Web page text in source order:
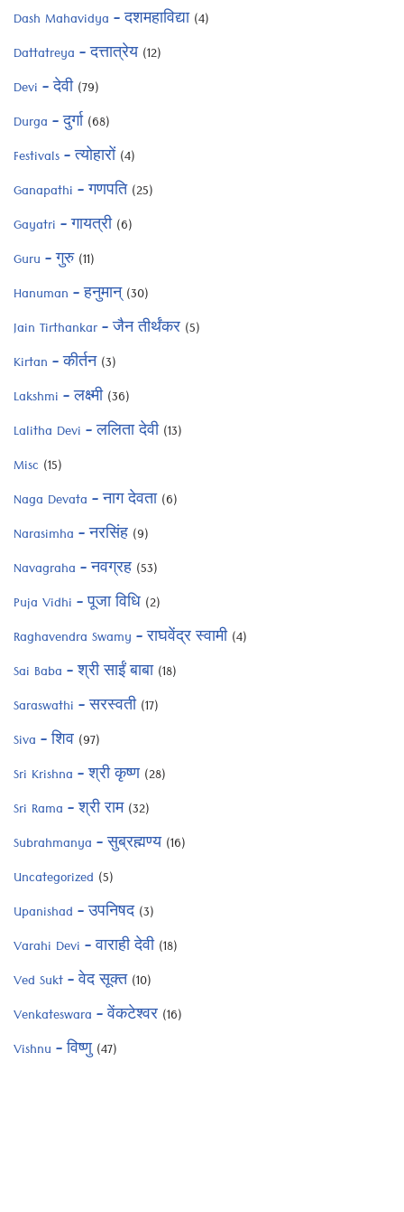
Dash Mahavidya – दशमहाविद्या(4)
Dattatreya – दत्तात्रेय(12)
Devi – देवी(79)
Durga – दुर्गा(68)
Festivals – त्योहारों(4)
Ganapathi – गणपति(25)
Gayatri – गायत्री(6)
Guru – गुरु(11)
Hanuman – हनुमान्(30)
Jain Tirthankar – जैन तीर्थंकर (5)
Kirtan – कीर्तन(3)
Lakshmi – लक्ष्मी(36)
Lalitha Devi – ललिता देवी(13)
Misc (15)
Naga Devata – नाग देवता(6)
Narasimha – नरसिंह (9)
Navagraha – नवग्रह (53)
Puja Vidhi – पूजा विधि (2)
Raghavendra Swamy – राघवेंद्र स्वामी(4)
Sai Baba – श्री साईं बाबा(18)
Saraswathi – सरस्वती(17)
Siva – शिव (97)
Sri Krishna – श्री कृष्ण(28)
Sri Rama – श्री राम(32)
Subrahmanya – सुब्रह्मण्य(16)
Uncategorized (5)
Upanishad – उपनिषद(3)
Varahi Devi – वाराही देवी(18)
Ved Sukt – वेद सूक्त(10)
Venkateswara – वेंकटेश्वर (16)
Vishnu – विष्णु(47)